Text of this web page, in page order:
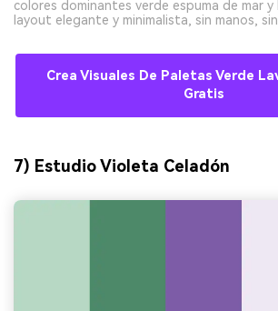
colores dominantes verde espuma de mar y
layout elegante y minimalista, sin manos,
Crea Visuales De Paletas Verde
Gratis
7) Estudio Violeta Celadón